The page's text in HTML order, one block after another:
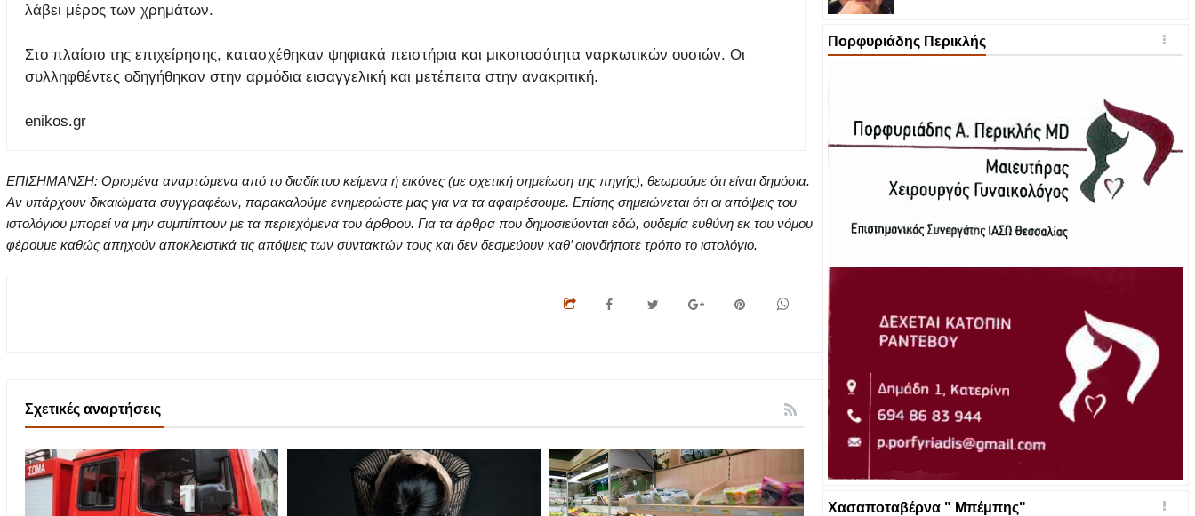
λάβει μέρος των χρημάτων.
Στο πλαίσιο της επιχείρησης, κατασχέθηκαν ψηφιακά πειστήρια και μικοποσότητα ναρκωτικών ουσιών. Οι
συλληφθέντες οδηγήθηκαν στην αρμόδια εισαγγελική και μετέπειτα στην ανακριτική.
enikos.gr
ΕΠΙΣΗΜΑΝΣΗ: Ορισμένα αναρτώμενα από το διαδίκτυο κείμενα ή εικόνες (με σχετική σημείωση της πηγής), θεωρούμε ότι είναι δημόσια.
Αν υπάρχουν δικαιώματα συγγραφέων, παρακαλούμε ενημερώστε μας για να τα αφαιρέσουμε. Επίσης σημειώνεται ότι οι απόψεις του
ιστολόγιου μπορεί να μην συμπίπτουν με τα περιεχόμενα του άρθρου. Για τα άρθρα που δημοσιεύονται εδώ, ουδεμία ευθύνη εκ του νόμου
φέρουμε καθώς απηχούν αποκλειστικά τις απόψεις των συντακτών τους και δεν δεσμεύουν καθ’ οιονδήποτε τρόπο το ιστολόγιο.
Σχετικές αναρτήσεις
Πορφυριάδης Περικλής
Χασαποταβέρνα " Μπέμπης"